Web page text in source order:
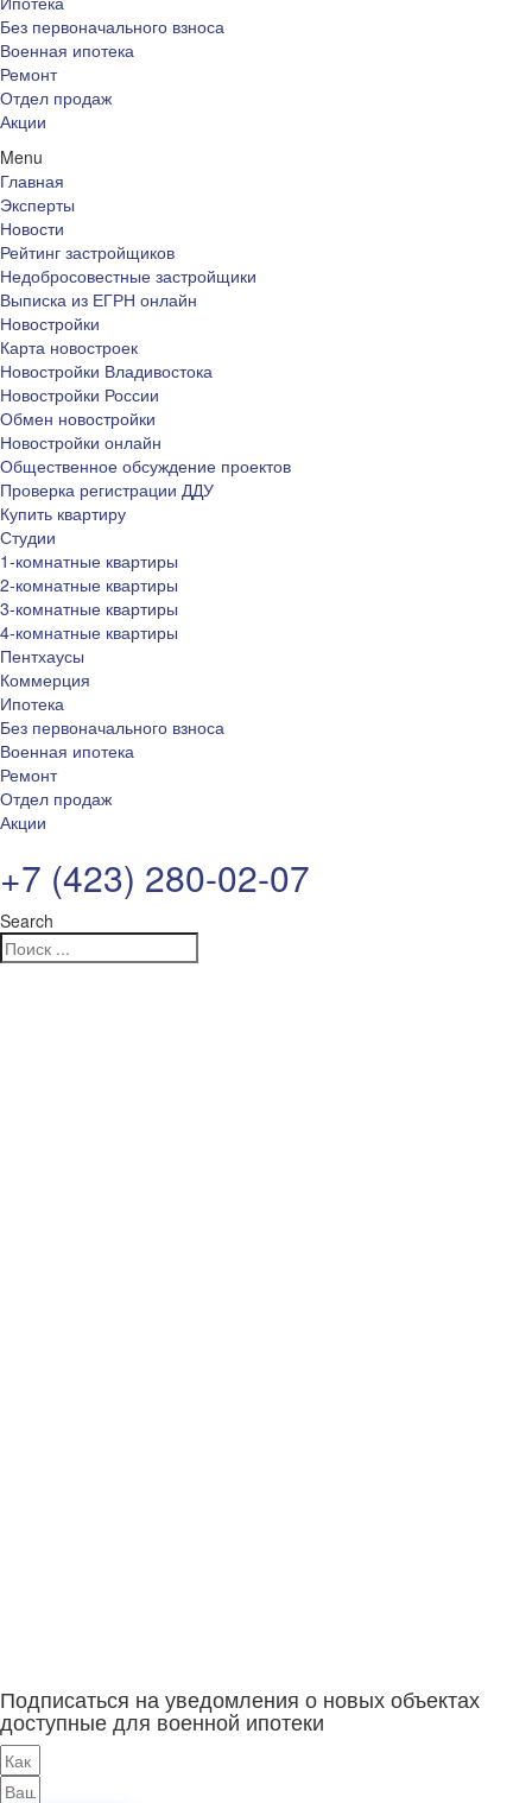
Без первоначального взноса
Военная ипотека
Ремонт
Отдел продаж
Акции
Menu
Главная
Эксперты
Новости
Рейтинг застройщиков
Недобросовестные застройщики
Выписка из ЕГРН онлайн
Новостройки
Карта новостроек
Новостройки Владивостока
Новостройки России
Обмен новостройки
Новостройки онлайн
Общественное обсуждение проектов
Проверка регистрации ДДУ
Купить квартиру
Студии
1-комнатные квартиры
2-комнатные квартиры
3-комнатные квартиры
4-комнатные квартиры
Пентхаусы
Коммерция
Ипотека
Без первоначального взноса
Военная ипотека
Ремонт
Отдел продаж
Акции
+7 (423) 280-02-07
Search
Подписаться на уведомления о новых объектах
доступные для военной ипотеки